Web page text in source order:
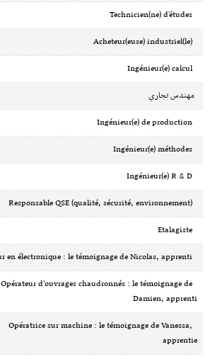
مهندس تجاري
Opérateur d’ouvrages chaudronnés : le témoignage de
Damien, apprenti
Opératrice sur machine : le témoignage de Vanessa,
apprentie